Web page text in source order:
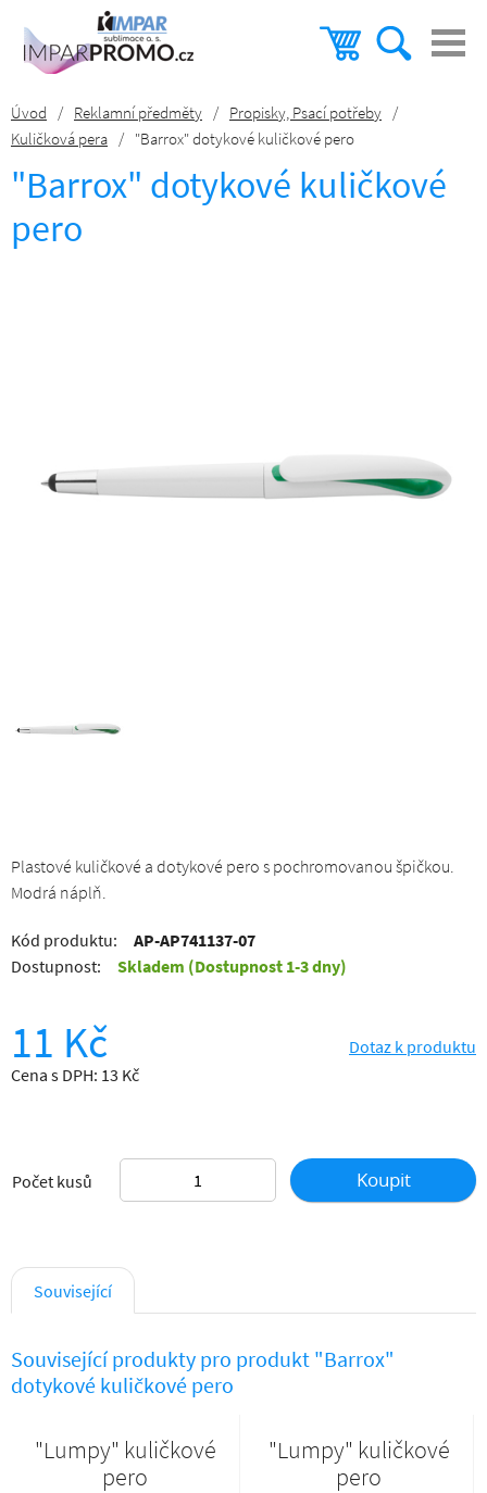
Úvod / Reklamní předměty / Propisky, Psací potřeby /
Kuličková pera / "Barrox" dotykové kuličkové pero
"Barrox" dotykové kuličkové
pero
Plastové kuličkové a dotykové pero s pochromovanou špičkou.
Modrá náplň.
Kód produktu:
AP-AP741137-07
Dostupnost:
Skladem (Dostupnost 1-3 dny)
11 Kč
Cena s DPH: 13 Kč
Dotaz k produktu
Počet kusů Koupit
Související
Související produkty pro produkt "Barrox"
dotykové kuličkové pero
"Lumpy" kuličkové
pero
"Lumpy" kuličkové
pero